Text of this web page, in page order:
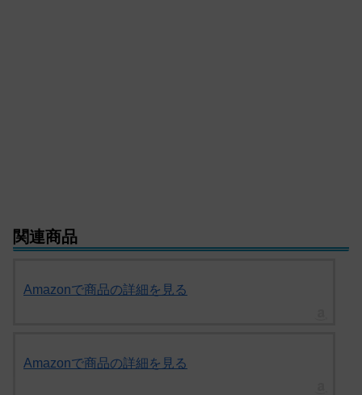
関連商品
Amazonで商品の詳細を見る
Amazonで商品の詳細を見る